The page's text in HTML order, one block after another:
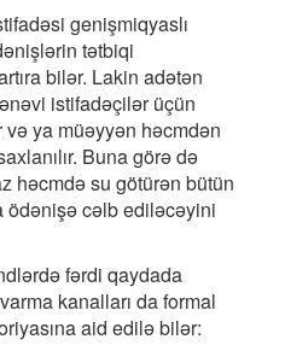
genişmiqyaslı
tətbiqi
bilər. Lakin adətən
istifadəçilər üçün
ya müəyyən həcmdən
Buna görə də
həcmdə su götürən bütün
ödənişə cəlb ediləcəyini
fərdi qaydada
kanalları da formal
aid edilə bilər: